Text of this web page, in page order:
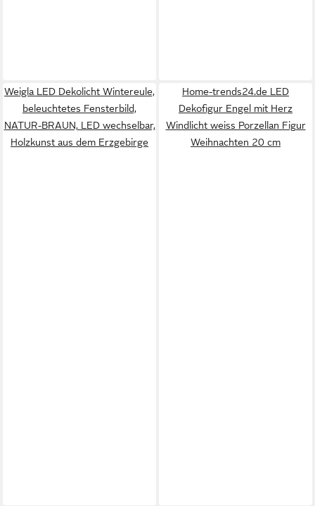
Weigla LED Dekolicht Wintereule,
beleuchtetes Fensterbild,
NATUR-BRAUN, LED wechselbar,
Holzkunst aus dem Erzgebirge
Home-trends24.de LED
Dekofigur Engel mit Herz
Windlicht weiss Porzellan Figur
Weihnachten 20 cm